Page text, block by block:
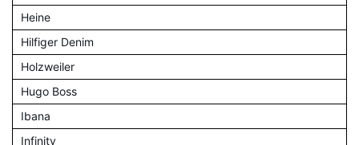
Heine
Hilfiger Denim
Holzweiler
Hugo Boss
Ibana
Infinity